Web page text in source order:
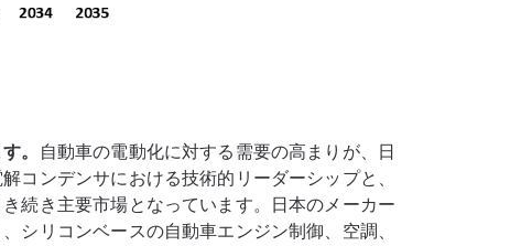
。
自動車の電動化に対する需要の高まりが、日
コンデンサにおける技術的リーダーシップと、
続き主要市場となっています。日本のメーカー
シリコンベースの自動車エンジン制御、空調、